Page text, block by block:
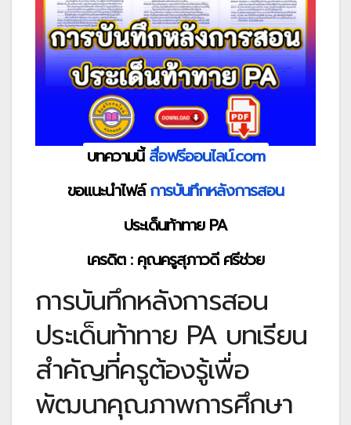
บทความนี้สื่อฟรีออนไลน์.com
ขอแนะนำไฟล์การบันทึกหลังการสอน
ประเด็นท้าทาย PA
เครดิต : คุณครูสุภาวดี ศรีช่วย
การบันทึกหลังการสอน
ประเด็นท้าทาย PA บทเรียน
สำคัญที่ครูต้องรู้เพื่อ
พัฒนาคุณภาพการศึกษา